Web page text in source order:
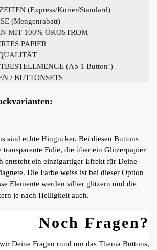
(Express/Kurier/Standard)
(Mengenrabatt)
MIT 100% ÖKOSTROM
PAPIER
(Ab 1 Button!)
/ BUTTONSETS
sind echte Hingucker. Bei diesen Buttons
Folie, die über ein Glitzerpapier
entsteht ein einzigartiger Effekt für Deine
Die Farbe weiss ist bei dieser Option
Elemente werden silber glitzern und die
je nach Helligkeit auch.
Noch Fragen?
Deine Fragen rund um das Thema Buttons,